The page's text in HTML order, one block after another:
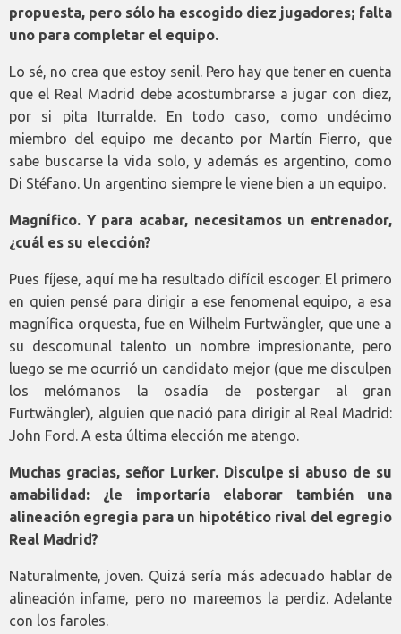
propuesta, pero sólo ha escogido diez jugadores; falta
uno para completar el equipo.
Lo sé, no crea que estoy senil. Pero hay que tener en cuenta
que el Real Madrid debe acostumbrarse a jugar con diez,
por si pita Iturralde. En todo caso, como undécimo
miembro del equipo me decanto por Martín Fierro, que
sabe buscarse la vida solo, y además es argentino, como
Di Stéfano. Un argentino siempre le viene bien a un equipo.
Magnífico. Y para acabar, necesitamos un entrenador,
¿cuál es su elección?
Pues fíjese, aquí me ha resultado difícil escoger. El primero
en quien pensé para dirigir a ese fenomenal equipo, a esa
magnífica orquesta, fue en Wilhelm Furtwängler, que une a
su descomunal talento un nombre impresionante, pero
luego se me ocurrió un candidato mejor (que me disculpen
los melómanos la osadía de postergar al gran
Furtwängler), alguien que nació para dirigir al Real Madrid:
John Ford. A esta última elección me atengo.
Muchas gracias, señor Lurker. Disculpe si abuso de su
amabilidad: ¿le importaría elaborar también una
alineación egregia para un hipotético rival del egregio
Real Madrid?
Naturalmente, joven. Quizá sería más adecuado hablar de
alineación infame, pero no mareemos la perdiz. Adelante
con los faroles.